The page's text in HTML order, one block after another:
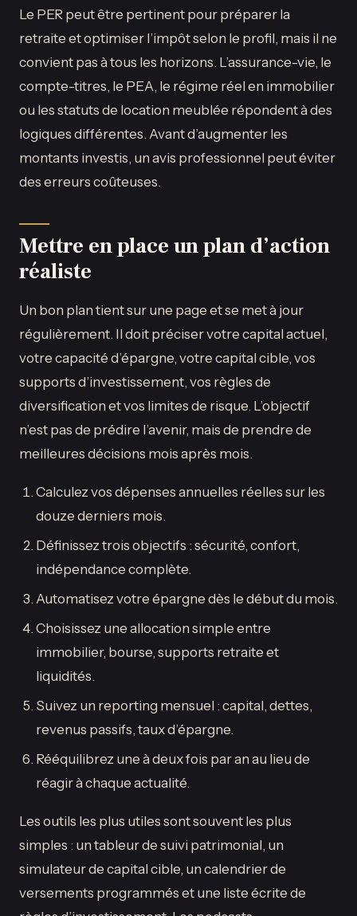
Le PER peut être pertinent pour préparer la
retraite et optimiser l’impôt selon le profil, mais il ne
convient pas à tous les horizons. L’assurance-vie, le
compte-titres, le PEA, le régime réel en immobilier
ou les statuts de location meublée répondent à des
logiques différentes. Avant d’augmenter les
montants investis, un avis professionnel peut éviter
des erreurs coûteuses.
Mettre en place un plan d’action
réaliste
Un bon plan tient sur une page et se met à jour
régulièrement. Il doit préciser votre capital actuel,
votre capacité d’épargne, votre capital cible, vos
supports d’investissement, vos règles de
diversification et vos limites de risque. L’objectif
n’est pas de prédire l’avenir, mais de prendre de
meilleures décisions mois après mois.
Calculez vos dépenses annuelles réelles sur les
douze derniers mois.
Définissez trois objectifs : sécurité, confort,
indépendance complète.
Automatisez votre épargne dès le début du mois.
Choisissez une allocation simple entre
immobilier, bourse, supports retraite et
liquidités.
Suivez un reporting mensuel : capital, dettes,
revenus passifs, taux d’épargne.
Rééquilibrez une à deux fois par an au lieu de
réagir à chaque actualité.
Les outils les plus utiles sont souvent les plus
simples : un tableur de suivi patrimonial, un
simulateur de capital cible, un calendrier de
versements programmés et une liste écrite de